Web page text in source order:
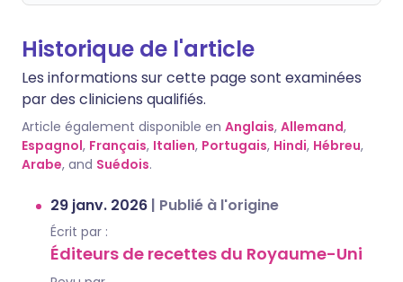
Historique de l'article
Les informations sur cette page sont examinées
par des cliniciens qualifiés.
Article également disponible en Anglais, Allemand,
Espagnol, Français, Italien, Portugais, Hindi, Hébreu,
Arabe, and Suédois.
29 janv. 2026 | Publié à l'origine
Écrit par :
Éditeurs de recettes du Royaume-Uni